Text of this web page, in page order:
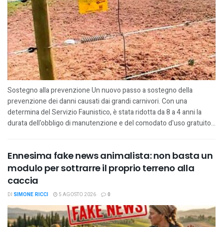
Sostegno alla prevenzione Un nuovo passo a sostegno della
prevenzione dei danni causati dai grandi carnivori. Con una
determina del Servizio Faunistico, è stata ridotta da 8 a 4 anni la
durata dell'obbligo di manutenzione e del comodato d'uso gratuito...
Ennesima fake news animalista: non basta un
modulo per sottrarre il proprio terreno alla
caccia
DI SIMONE RICCI 5 AGOSTO 2026 0